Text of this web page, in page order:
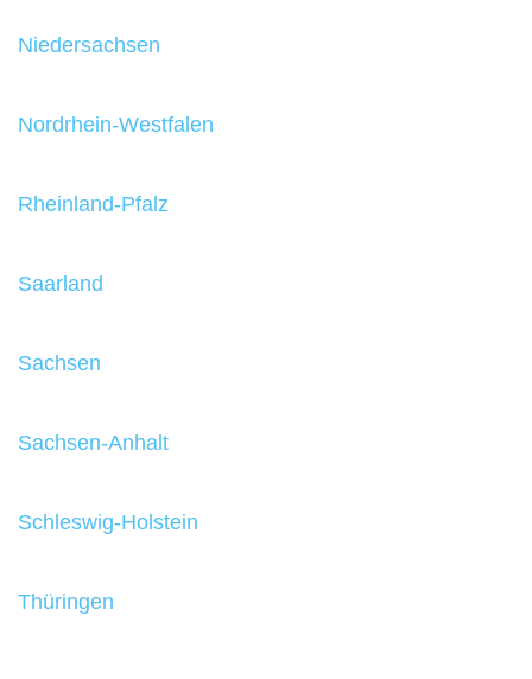
Niedersachsen
Nordrhein-Westfalen
Rheinland-Pfalz
Saarland
Sachsen
Sachsen-Anhalt
Schleswig-Holstein
Thüringen